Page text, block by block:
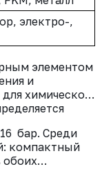
электро-,
элементом
и
химической
бар. Среди
компактный
обоих